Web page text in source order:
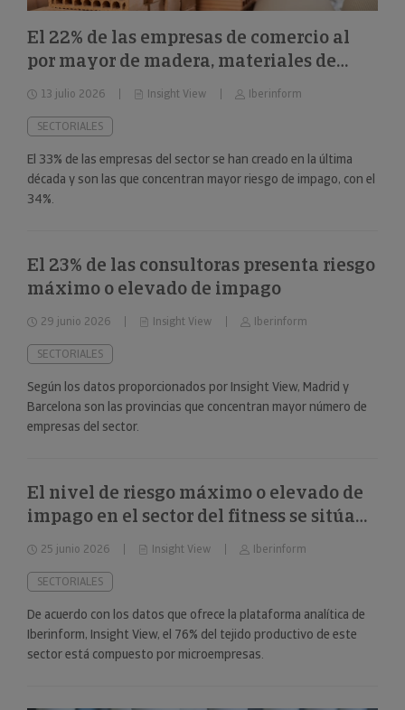
El 22% de las empresas de comercio al
por mayor de madera, materiales de
construcción y aparatos sanitarios están
en riesgo máximo o elevado de impago
13 julio 2026 Insight View Iberinform
SECTORIALES
El 33% de las empresas del sector se han creado en la última
década y son las que concentran mayor riesgo de impago, con el
34%.
El 23% de las consultoras presenta riesgo
máximo o elevado de impago
29 junio 2026 Insight View Iberinform
SECTORIALES
Según los datos proporcionados por Insight View, Madrid y
Barcelona son las provincias que concentran mayor número de
empresas del sector.
El nivel de riesgo máximo o elevado de
impago en el sector del fitness se sitúa
en el 34%
25 junio 2026 Insight View Iberinform
SECTORIALES
De acuerdo con los datos que ofrece la plataforma analítica de
Iberinform, Insight View, el 76% del tejido productivo de este
sector está compuesto por microempresas.